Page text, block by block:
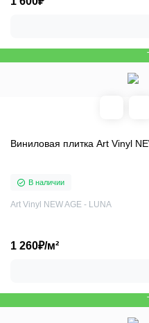
Виниловая плитка Art Vinyl
В наличии
Art Vinyl NEW AGE - LUNA
1 260₽/м²